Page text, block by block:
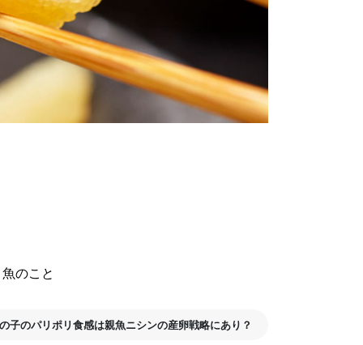
のこと
子のパリポリ食感は親魚ニシンの産卵戦略にあり？